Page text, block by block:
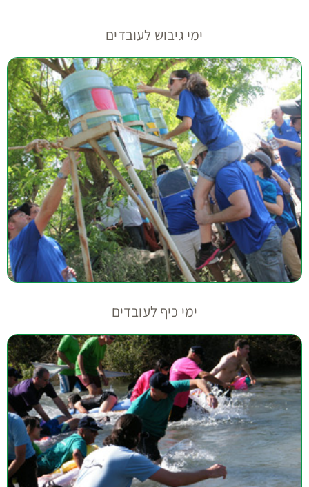
ימי גיבוש לעובדים
ימי כיף לעובדים